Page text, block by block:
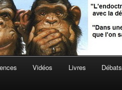
Vidéos Livres Débats